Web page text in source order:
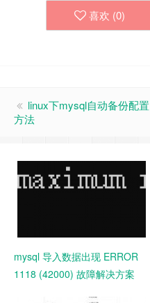
喜欢 (0)
linux下mysql自动备份配置
方法
mysql 导入数据出现 ERROR
1118 (42000) 故障解决方案